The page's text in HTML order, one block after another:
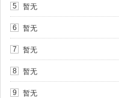
5 暂无
6 暂无
7 暂无
8 暂无
9 暂无